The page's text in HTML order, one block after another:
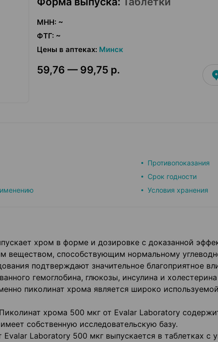
МНН: ~
ФТГ: ~
Цены в аптеках: Минск
59,76 — 99,75 р.
Противопоказания
Срок годности
Условия хранения
хром в форме и дозировке с доказанной
веществом, способствующим нормальному
подтверждают значительное благоприятное
гемоглобина, глюкозы, инсулина и
пиколинат хрома является широко
хрома 500 мкг от Evalar Laboratory
собственную исследовательскую базу.
Laboratory 500 мкг выпускается в таблетках с